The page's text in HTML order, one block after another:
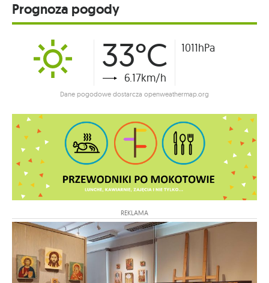
Prognoza pogody
33°C
6.17km/h
1011hPa
Dane pogodowe dostarcza openweathermap.org
REKLAMA